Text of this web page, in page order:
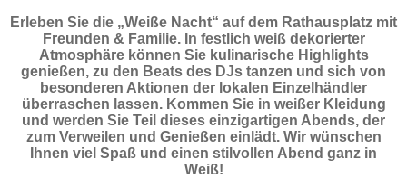
Erleben Sie die „Weiße Nacht“ auf dem Rathausplatz mit
Freunden & Familie. In festlich weiß dekorierter
Atmosphäre können Sie kulinarische Highlights
genießen, zu den Beats des DJs tanzen und sich von
besonderen Aktionen der lokalen Einzelhändler
überraschen lassen. Kommen Sie in weißer Kleidung
und werden Sie Teil dieses einzigartigen Abends, der
zum Verweilen und Genießen einlädt. Wir wünschen
Ihnen viel Spaß und einen stilvollen Abend ganz in
Weiß!